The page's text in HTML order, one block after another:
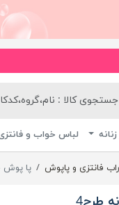
لباس خواب و
فانتزی و پاپوش پا پوش